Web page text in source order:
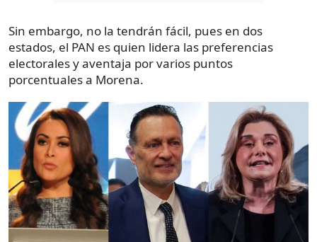
Sin embargo, no la tendrán fácil, pues en dos
estados, el PAN es quien lidera las preferencias
electorales y aventaja por varios puntos
porcentuales a Morena.